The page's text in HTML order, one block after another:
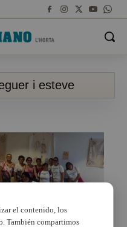
i esteve
expone en la
el contenido, los
También compartimos